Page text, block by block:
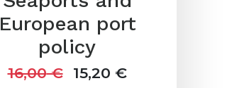
European port
policy
16,00€ 15,20 €